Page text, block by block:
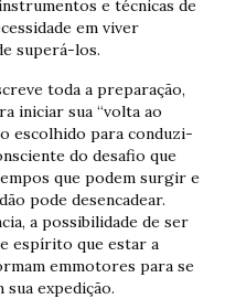
e técnicas de
em viver
superá-los.
toda a preparação,
iniciar sua “volta ao
escolhido para conduzi-
do desafio que
que podem surgir e
pode desencadear.
a possibilidade de ser
espírito que estar a
emmotores para se
sua expedição.